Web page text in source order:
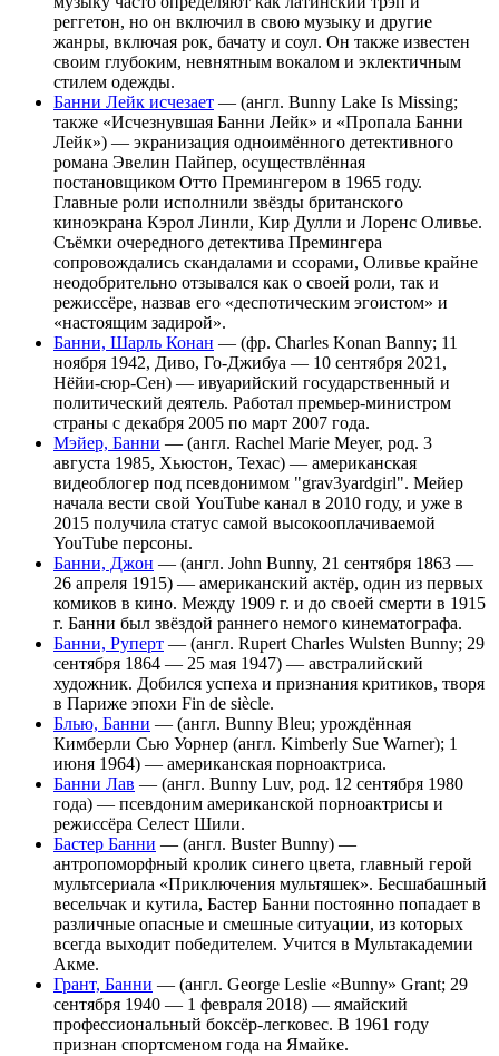
реггетон, но он включил в свою музыку и другие
жанры, включая рок, бачату и соул. Он также известен
своим глубоким, невнятным вокалом и эклектичным
стилем одежды.
Банни Лейк исчезает — (англ. Bunny Lake Is Missing;
также «Исчезнувшая Банни Лейк» и «Пропала Банни
Лейк») — экранизация одноимённого детективного
романа Эвелин Пайпер, осуществлённая
постановщиком Отто Премингером в 1965 году.
Главные роли исполнили звёзды британского
киноэкрана Кэрол Линли, Кир Дулли и Лоренс Оливье.
Съёмки очередного детектива Премингера
сопровождались скандалами и ссорами, Оливье крайне
неодобрительно отзывался как о своей роли, так и
режиссёре, назвав его «деспотическим эгоистом» и
«настоящим задирой».
Банни, Шарль Конан — (фр. Charles Konan Banny; 11
ноября 1942, Диво, Го-Джибуа — 10 сентября 2021,
Нёйи-сюр-Сен) — ивуарийский государственный и
политический деятель. Работал премьер-министром
страны с декабря 2005 по март 2007 года.
Мэйер, Банни — (англ. Rachel Marie Meyer, род. 3
августа 1985, Хьюстон, Техас) — американская
видеоблогер под псевдонимом "grav3yardgirl". Мейер
начала вести свой YouTube канал в 2010 году, и уже в
2015 получила статус самой высокооплачиваемой
YouTube персоны.
Банни, Джон — (англ. John Bunny, 21 сентября 1863 —
26 апреля 1915) — американский актёр, один из первых
комиков в кино. Между 1909 г. и до своей смерти в 1915
г. Банни был звёздой раннего немого кинематографа.
Банни, Руперт — (англ. Rupert Charles Wulsten Bunny; 29
сентября 1864 ― 25 мая 1947) ― австралийский
художник. Добился успеха и признания критиков, творя
в Париже эпохи Fin de siècle.
Блью, Банни — (англ. Bunny Bleu; урождённая
Кимберли Сью Уорнер (англ. Kimberly Sue Warner); 1
июня 1964) — американская порноактриса.
Банни Лав — (англ. Bunny Luv, род. 12 сентября 1980
года) — псевдоним американской порноактрисы и
режиссёра Селест Шили.
Бастер Банни — (англ. Buster Bunny) —
антропоморфный кролик синего цвета, главный герой
мультсериала «Приключения мультяшек». Бесшабашный
весельчак и кутила, Бастер Банни постоянно попадает в
различные опасные и смешные ситуации, из которых
всегда выходит победителем. Учится в Мультакадемии
Акме.
Грант, Банни — (англ. George Leslie «Bunny» Grant; 29
сентября 1940 — 1 февраля 2018) — ямайский
профессиональный боксёр-легковес. В 1961 году
признан спортсменом года на Ямайке.